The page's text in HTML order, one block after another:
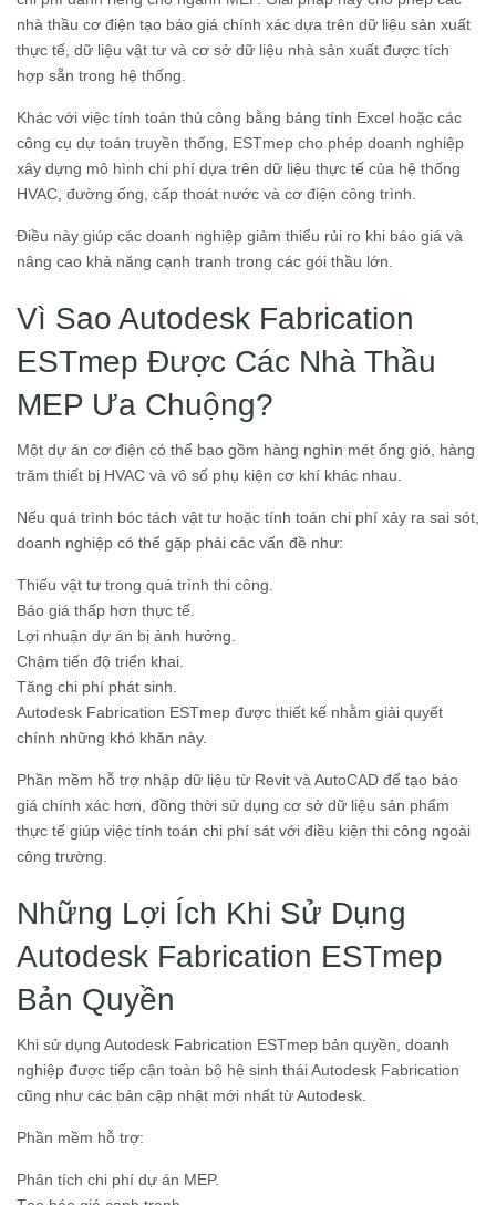
nhà thầu cơ điện tạo báo giá chính xác dựa trên dữ liệu sản xuất
thực tế, dữ liệu vật tư và cơ sở dữ liệu nhà sản xuất được tích
hợp sẵn trong hệ thống.
Khác với việc tính toán thủ công bằng bảng tính Excel hoặc các
công cụ dự toán truyền thống, ESTmep cho phép doanh nghiệp
xây dựng mô hình chi phí dựa trên dữ liệu thực tế của hệ thống
HVAC, đường ống, cấp thoát nước và cơ điện công trình.
Điều này giúp các doanh nghiệp giảm thiểu rủi ro khi báo giá và
nâng cao khả năng cạnh tranh trong các gói thầu lớn.
Vì Sao Autodesk Fabrication
ESTmep Được Các Nhà Thầu
MEP Ưa Chuộng?
Một dự án cơ điện có thể bao gồm hàng nghìn mét ống gió, hàng
trăm thiết bị HVAC và vô số phụ kiện cơ khí khác nhau.
Nếu quá trình bóc tách vật tư hoặc tính toán chi phí xảy ra sai sót,
doanh nghiệp có thể gặp phải các vấn đề như:
Thiếu vật tư trong quá trình thi công.
Báo giá thấp hơn thực tế.
Lợi nhuận dự án bị ảnh hưởng.
Chậm tiến độ triển khai.
Tăng chi phí phát sinh.
Autodesk Fabrication ESTmep được thiết kế nhằm giải quyết
chính những khó khăn này.
Phần mềm hỗ trợ nhập dữ liệu từ Revit và AutoCAD để tạo báo
giá chính xác hơn, đồng thời sử dụng cơ sở dữ liệu sản phẩm
thực tế giúp việc tính toán chi phí sát với điều kiện thi công ngoài
công trường.
Những Lợi Ích Khi Sử Dụng
Autodesk Fabrication ESTmep
Bản Quyền
Khi sử dụng Autodesk Fabrication ESTmep bản quyền, doanh
nghiệp được tiếp cận toàn bộ hệ sinh thái Autodesk Fabrication
cũng như các bản cập nhật mới nhất từ Autodesk.
Phần mềm hỗ trợ:
Phân tích chi phí dự án MEP.